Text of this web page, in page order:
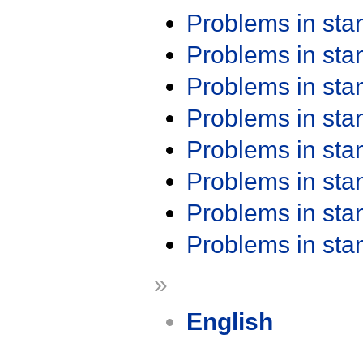
Problems in
Problems in
Problems in
Problems in
Problems in
Problems in
Problems in
Problems in
»
English